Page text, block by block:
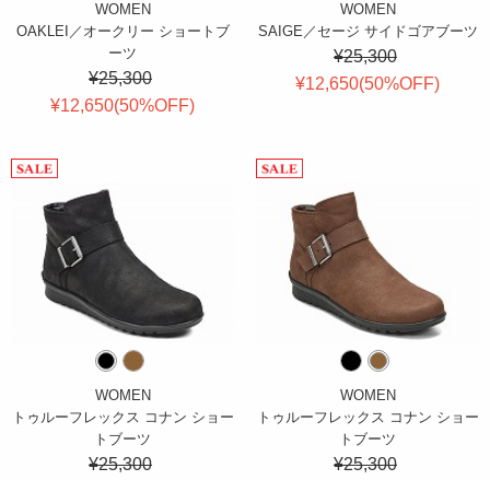
WOMEN
OAKLEI／オークリー ショートブ
ーツ
¥25,300
¥12,650(50%OFF)
WOMEN
SAIGE／セージ サイドゴアブーツ
¥25,300
¥12,650(50%OFF)
WOMEN
トゥルーフレックス コナン ショー
トブーツ
¥25,300
WOMEN
トゥルーフレックス コナン ショー
トブーツ
¥25,300